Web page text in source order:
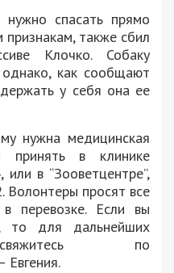
спасать прямо
также сбил
Клочко. Собаку
как сообщают
у себя она ее
нужна медицинская
в клинике
или в “Зооветцентре”,
Волонтеры просят все
перевозке. Если вы
то для дальнейших
по